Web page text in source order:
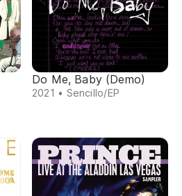
Do Me, Baby (Demo)
2021 • Sencillo/EP